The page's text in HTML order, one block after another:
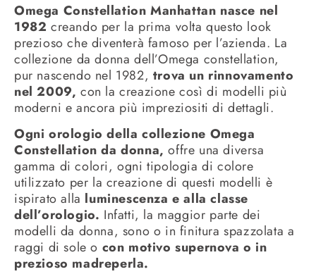
Omega Constellation Manhattan nasce nel
1982 creando per la prima volta questo look
prezioso che diventerà famoso per l’azienda. La
collezione da donna dell’Omega constellation,
pur nascendo nel 1982, trova un rinnovamento
nel 2009, con la creazione così di modelli più
moderni e ancora più impreziositi di dettagli.
Ogni orologio della collezione Omega
Constellation da donna, offre una diversa
gamma di colori, ogni tipologia di colore
utilizzato per la creazione di questi modelli è
ispirato alla luminescenza e alla classe
dell’orologio. Infatti, la maggior parte dei
modelli da donna, sono o in finitura spazzolata a
raggi di sole o con motivo supernova o in
prezioso madreperla.